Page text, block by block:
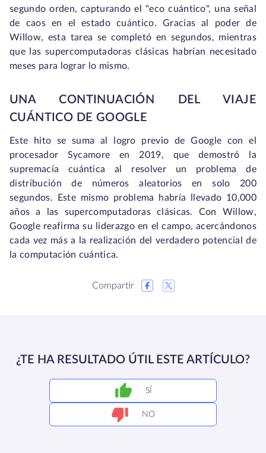
segundo orden, capturando el "eco cuántico", una señal
de caos en el estado cuántico. Gracias al poder de
Willow, esta tarea se completó en segundos, mientras
que las supercomputadoras clásicas habrían necesitado
meses para lograr lo mismo.
UNA CONTINUACIÓN DEL VIAJE
CUÁNTICO DE GOOGLE
Este hito se suma al logro previo de Google con el
procesador Sycamore en 2019, que demostró la
supremacía cuántica al resolver un problema de
distribución de números aleatorios en solo 200
segundos. Este mismo problema habría llevado 10,000
años a las supercomputadoras clásicas. Con Willow,
Google reafirma su liderazgo en el campo, acercándonos
cada vez más a la realización del verdadero potencial de
la computación cuántica.
Compartir
¿TE HA RESULTADO ÚTIL ESTE ARTÍCULO?
SÍ
NO